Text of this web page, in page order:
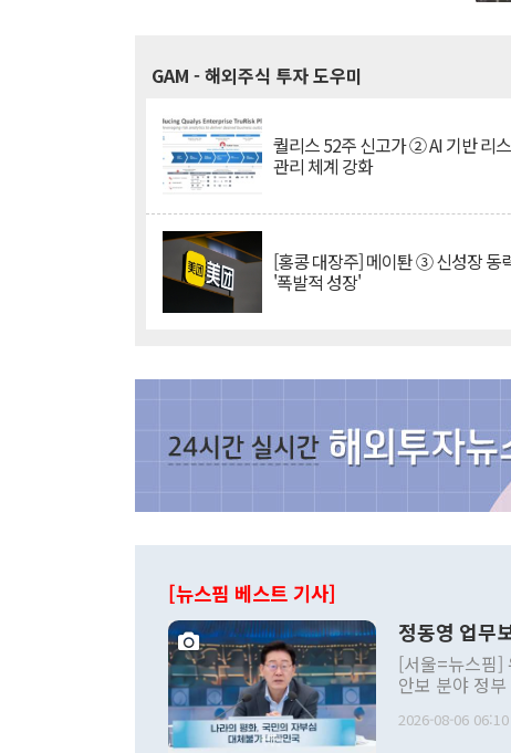
GAM - 해외주식 투자 도우미
퀄리스 52주 신고가 ② AI 기반 리
관리 체계 강화
[홍콩 대장주] 메이퇀 ③ 신성장 동
'폭발적 성장'
[뉴스핌 베스트 기사]
정동영 업무
[서울=뉴스핌]
안보 분야 정
발언 중에는 정
2026-08-06 06:10